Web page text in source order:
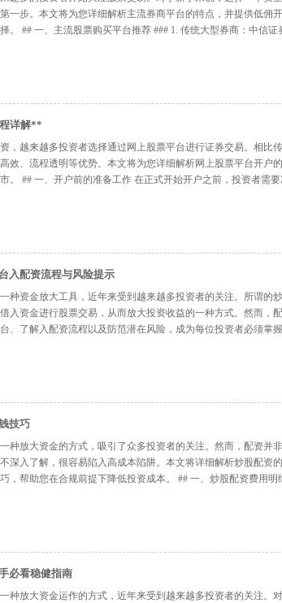
一步。本文将为您详细解析主流券商平台的特点，并提供低佣
。 ## 一、主流股票购买平台推荐 ### 1. 传统大型券商：中信证
，资金安全有保障，支持港股通、科创板等全品类交易。华泰证
详解**
，越来越多投资者选择通过网上股票平台进行证券交易。相比
效、流程透明等优势。本文将为您详细解析网上股票平台开户的
。 ## 一、开户前的准备工作 在正式开始开户之前，投资者需
证件**：二代身份证原件，确保在有效期内。 2. **本人银行借
入配资流程与风险提示
种资金放大工具，近年来受到越来越多投资者的关注。所谓的炒
入资金进行股票交易，从而放大投资收益的一种方式。然而，
、了解入配资流程以及防范潜在风险，成为每位投资者必须掌握
？ 正规配资平台通常具备以下特征：持有合法金融牌照、资金
技巧
种放大资金的方式，吸引了众多投资者的关注。然而，配资并
深入了解，很容易陷入高成本陷阱。本文将详细解析炒股配资
，帮助您在合规前提下降低投资成本。 ## 一、炒股配资费用明
核心的成本。通常按日或按月计算，日息在0.1%-0.3%之间，月
必看稳健指南
种放大资金运作的方式，近年来受到越来越多投资者的关注。